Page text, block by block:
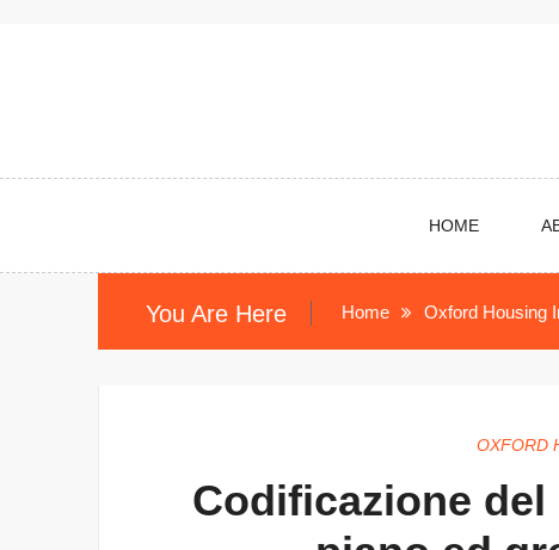
HOME
You Are Here Home Oxford Housing
OXFORD
Codificazione del